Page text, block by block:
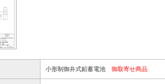
小形制御弁式鉛蓄電池 御取寄せ商品